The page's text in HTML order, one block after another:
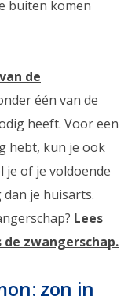
buiten komen
de
één van de
heeft. Voor een
hebt, kun je ook
je of je voldoende
je huisarts.
Lees
zwangerschap.
zon in